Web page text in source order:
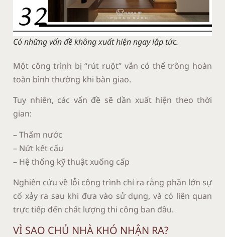
Có những vấn đề không xuất hiện ngay lập tức.
Một công trình bị “rút ruột” vẫn có thể trông hoàn
toàn bình thường khi bàn giao.
Tuy nhiên, các vấn đề sẽ dần xuất hiện theo thời
gian:
– Thấm nước
– Nứt kết cấu
– Hệ thống kỹ thuật xuống cấp
Nghiên cứu về lỗi công trình chỉ ra rằng phần lớn sự
cố xảy ra sau khi đưa vào sử dụng, và có liên quan
trực tiếp đến chất lượng thi công ban đầu.
VÌ SAO CHỦ NHÀ KHÓ NHẬN RA?